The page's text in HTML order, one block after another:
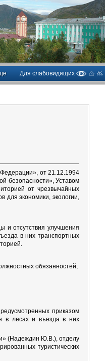
Для слабовидящих
от 21.12.1994
безопасности», Уставом
от чрезвычайных
для экономики, экологии,
и отсутствия улучшения
в них транспортных
обязанностей;
приказом
в лесах и въезда в них
(Надеждин Ю.В.), отделу
туристических